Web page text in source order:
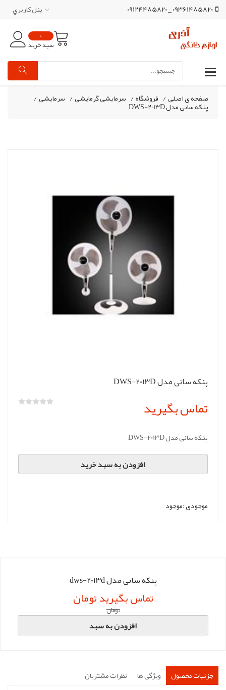
09361485820 _ 09124485820 پنل کاربري
0
سبد خرید
صفحه ی اصلی/ فروشگاه/ سرمایشی گرمایشی/ سرمایشی/
پنکه سانی مدل DWS-2013D
پنکه سانی مدل DWS-2013D
تماس بگیرید
پنکه سانی مدل DWS-2013D
افزودن به سبد خرید
موجودی :موجود
پنکه سانی مدل dws-2013d
تماس بگیرید تومان
تومان
افزودن به سبد
جزئیات محصول ویژگی ها نظرات مشتریان